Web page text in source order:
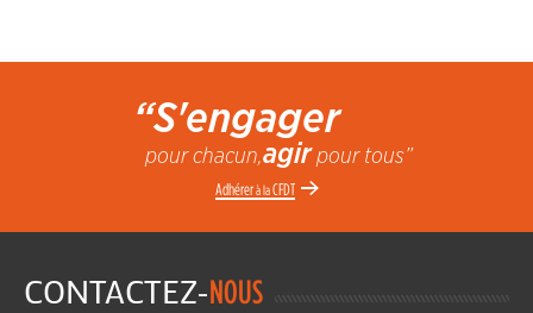
“S'engager
pour chacun,agirpour tous”
Adhérerà laCFDT
CONTACTEZ-NOUS